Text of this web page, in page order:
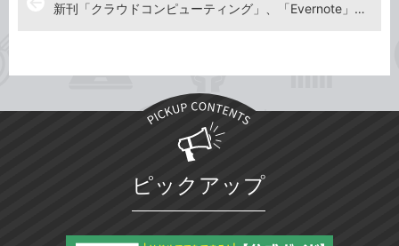
新刊「クラウドコンピューティング」、「Evernote」が発売前に読めるキャンペーン
ピックアップ